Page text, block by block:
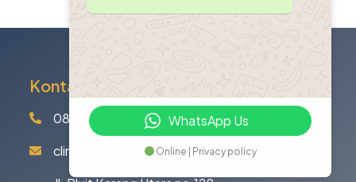
Kontak
08111622168
clinicharmonydental@gmail.com
WhatsApp Us
Online | Privacy policy